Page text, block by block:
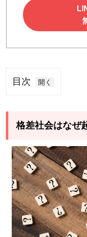
目次
1
社会
ぜ起
こ
る？
1.1
不平
等に
よる
格差社会はなぜ